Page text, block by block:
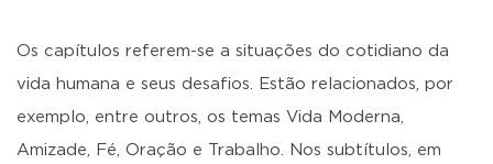
Os capítulos referem-se a situações do cotidiano da
vida humana e seus desafios. Estão relacionados, por
exemplo, entre outros, os temas Vida Moderna,
Amizade, Fé, Oração e Trabalho. Nos subtítulos, em